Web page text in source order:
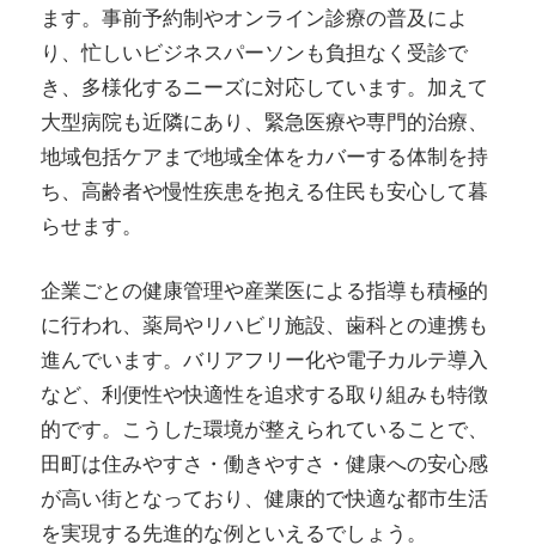
ます。事前予約制やオンライン診療の普及によ
り、忙しいビジネスパーソンも負担なく受診で
き、多様化するニーズに対応しています。加えて
大型病院も近隣にあり、緊急医療や専門的治療、
地域包括ケアまで地域全体をカバーする体制を持
ち、高齢者や慢性疾患を抱える住民も安心して暮
らせます。
企業ごとの健康管理や産業医による指導も積極的
に行われ、薬局やリハビリ施設、歯科との連携も
進んでいます。バリアフリー化や電子カルテ導入
など、利便性や快適性を追求する取り組みも特徴
的です。こうした環境が整えられていることで、
田町は住みやすさ・働きやすさ・健康への安心感
が高い街となっており、健康的で快適な都市生活
を実現する先進的な例といえるでしょう。